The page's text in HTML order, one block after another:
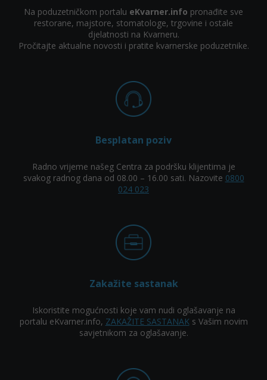
Na poduzetničkom portalu eKvarner.info pronađite sve
restorane, majstore, stomatologe, trgovine i ostale
djelatnosti na Kvarneru.
Pročitajte aktualne novosti i pratite kvarnerske poduzetnike.
Besplatan poziv
Radno vrijeme našeg Centra za podršku klijentima je
svakog radnog dana od 08.00 – 16.00 sati. Nazovite 0800
024 023
Zakažite sastanak
Iskoristite mogućnosti koje vam nudi oglašavanje na
portalu eKvarner.info, ZAKAŽITE SASTANAKs Vašim novim
savjetnikom za oglašavanje.